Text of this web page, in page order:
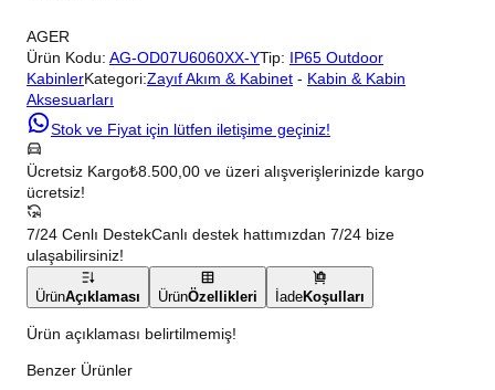
AGER
Ürün Kodu: AG-OD07U6060XX-YTip: IP65 Outdoor
KabinlerKategori:Zayıf Akım & Kabinet - Kabin & Kabin
Aksesuarları
Stok ve Fiyat için lütfen iletişime geçiniz!
Ücretsiz Kargo₺8.500,00 ve üzeri alışverişlerinizde kargo
ücretsiz!
7/24 Cenlı DestekCanlı destek hattımızdan 7/24 bize
ulaşabilirsiniz!
ÜrünAçıklaması ÜrünÖzellikleri İadeKoşulları
Ürün açıklaması belirtilmemiş!
Benzer Ürünler